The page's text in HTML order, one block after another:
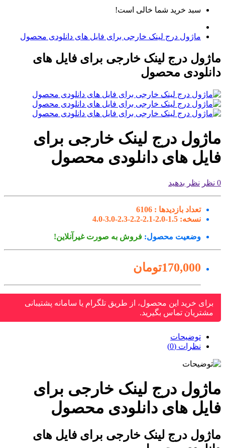
سبد خرید شما خالی است!
ماژول درج لینک خارجی برای فایل های دانلودی محصول
درج لینک خارجی برای فایل های
محصول
درج لینک خارجی برای
های دانلودی محصول
نظر بدهید
تعداد بازدیدها : 6106
نسخه: 1.5-2.0-2.1-2.2-2.3-3.0-4.0
وضعیت محصول:فروش به صورت غیرآنلاین!
170,000تومان
برای خرید این محصول، از طریق تلگرام یا سامانه پشتیبانی
مشتریان تماس بگیرید.
توضیحات
نظرات (0)
درج لینک خارجی برای
های دانلودی محصول
درج لینک خارجی برای فایل های